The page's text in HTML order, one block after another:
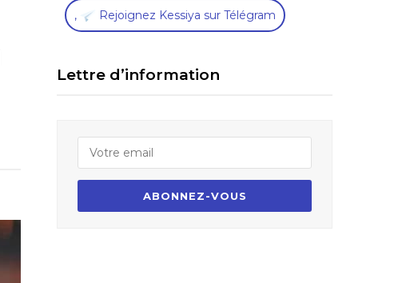
, Rejoignez Kessiya sur Télégram
Lettre d’information